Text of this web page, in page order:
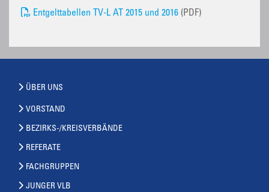
Entgelttabellen TV-L AT 2015 und 2016 (PDF)
ÜBER UNS
VORSTAND
BEZIRKS-/KREISVERBÄNDE
REFERATE
FACHGRUPPEN
JUNGER VLB